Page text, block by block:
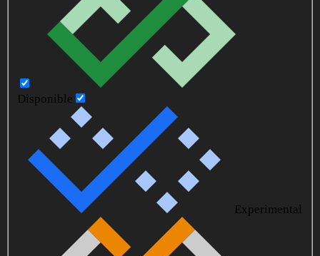
Disponible
Experimental